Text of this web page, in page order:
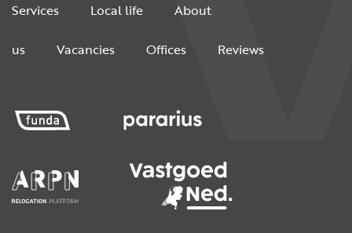
Services Local life About
us Vacancies Offices Reviews